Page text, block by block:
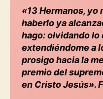
«13 Hermanos, yo
haberlo ya
hago: olvidando lo
extendiéndome a
prosigo hacia la
premio del
en Cristo Jesús».